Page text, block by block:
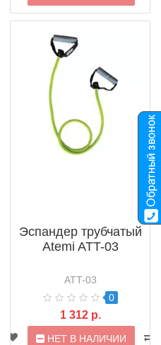
Эспандер трубчатый
Atemi ATT-03
ATT-03
0
1 312 р.
НЕТ В НАЛИЧИИ